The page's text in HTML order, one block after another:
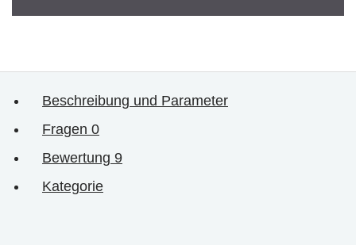
Beschreibung und Parameter
Fragen 0
Bewertung 9
Kategorie